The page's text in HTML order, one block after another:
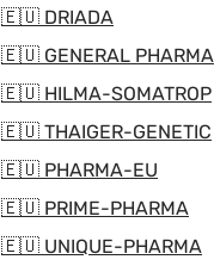
🇪🇺 DRIADA
🇪🇺 GENERAL PHARMA
🇪🇺 HILMA-SOMATROP
🇪🇺 THAIGER-GENETIC
🇪🇺 PHARMA-EU
🇪🇺 PRIME-PHARMA
🇪🇺 UNIQUE-PHARMA